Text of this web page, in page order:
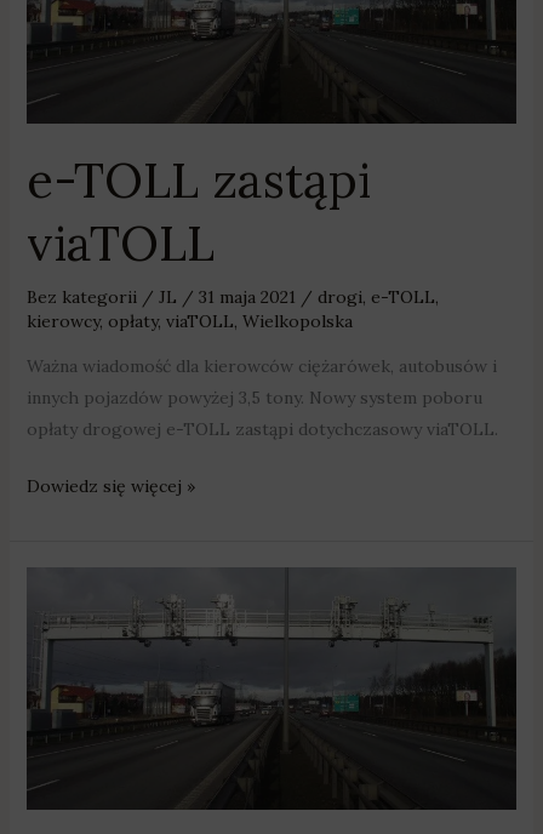
e-TOLL zastąpi
viaTOLL
Bez kategorii / JL / 31 maja 2021 / drogi e-TOLL
kierowcy, opłaty, viaTOLL Wielkopolska
Ważna wiadomość dla kierowców ciężarówek, autobusów i
innych pojazdów powyżej 3,5 tony. Nowy system poboru
opłaty drogowej e-TOLL zastąpi dotychczasowy viaTOLL.
Dowiedz się więcej »
TOLL
zastąpi